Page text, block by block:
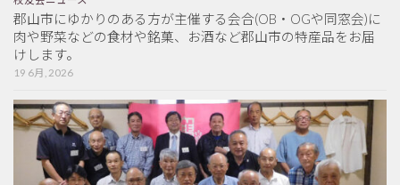
郡山市にゆかりのある方が主催する会合(OB・OGや同窓会)に
肉や野菜などの食材や銘菓、お酒など郡山市の特産品をお届
けします。
19 6月, 2026